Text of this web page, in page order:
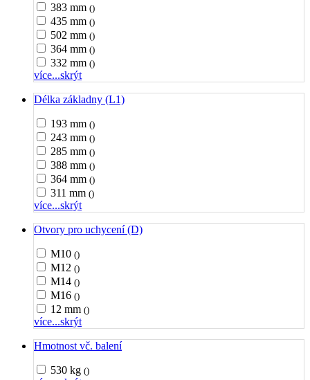
383 mm ()
435 mm ()
502 mm ()
364 mm ()
332 mm ()
více...skrýt
Délka základny (L1)
193 mm ()
243 mm ()
285 mm ()
388 mm ()
364 mm ()
311 mm ()
více...skrýt
Otvory pro uchycení (D)
M10 ()
M12 ()
M14 ()
M16 ()
12 mm ()
více...skrýt
Hmotnost vč. balení
530 kg ()